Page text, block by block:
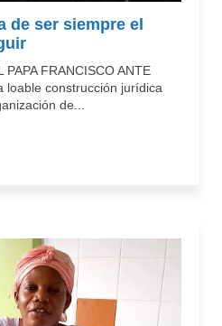
de ser siempre el
PAPA FRANCISCO ANTE
loable construcción jurídica
de...